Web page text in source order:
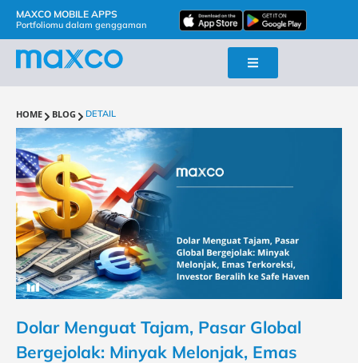
MAXCO MOBILE APPS
Portfoliomu dalam genggaman
HOME BLOG DETAIL
Dolar Menguat Tajam, Pasar Global
Bergejolak: Minyak Melonjak, Emas